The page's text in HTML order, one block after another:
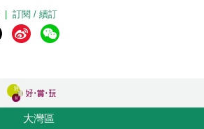
訂閱 / 續訂
大灣區